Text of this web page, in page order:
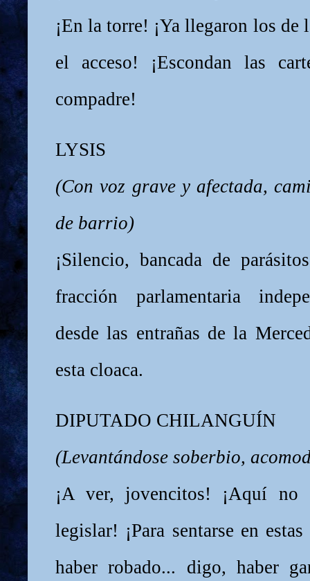
¡En la torre! ¡Ya llegaron los de
el acceso! ¡Escondan las
compadre!
LYSIS
(Con voz grave y afectada,
de barrio)
¡Silencio, bancada de
fracción parlamentaria
desde las entrañas de la
esta cloaca.
DIPUTADO CHILANGUÍN
(Levantándose soberbio,
¡A ver, jovencitos! ¡Aquí no
legislar! ¡Para sentarse en
haber robado... digo, haber